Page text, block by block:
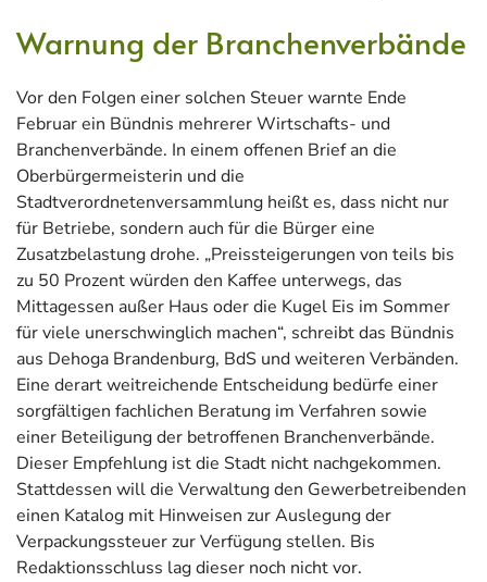
Warnung der Branchenverbände
Vor den Folgen einer solchen Steuer warnte Ende
Februar ein Bündnis mehrerer Wirtschafts- und
Branchenverbände. In einem offenen Brief an die
Oberbürgermeisterin und die
Stadtverordnetenversammlung heißt es, dass nicht nur
für Betriebe, sondern auch für die Bürger eine
Zusatzbelastung drohe. „Preissteigerungen von teils bis
zu 50 Prozent würden den Kaffee unterwegs, das
Mittagessen außer Haus oder die Kugel Eis im Sommer
für viele unerschwinglich machen“, schreibt das Bündnis
aus Dehoga Brandenburg, BdS und weiteren Verbänden.
Eine derart weitreichende Entscheidung bedürfe einer
sorgfältigen fachlichen Beratung im Verfahren sowie
einer Beteiligung der betroffenen Branchenverbände.
Dieser Empfehlung ist die Stadt nicht nachgekommen.
Stattdessen will die Verwaltung den Gewerbetreibenden
einen Katalog mit Hinweisen zur Auslegung der
Verpackungssteuer zur Verfügung stellen. Bis
Redaktionsschluss lag dieser noch nicht vor.